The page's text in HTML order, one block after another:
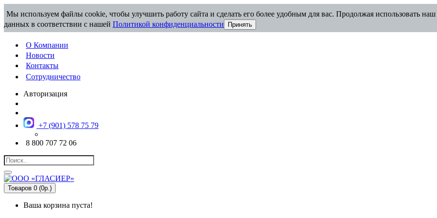
Мы используем файлы cookie, чтобы улучшить работу сайта и сделать его более удобным для вас. Продолжая использовать
данных в соответствии с нашей Политикой конфиденциальности Принять
О Компании
Новости
Контакты
Сотрудничество
Авторизация
+7 (901) 578 75 79
8 800 707 72 06
Товаров 0 (0р.)
Ваша корзина пуста!